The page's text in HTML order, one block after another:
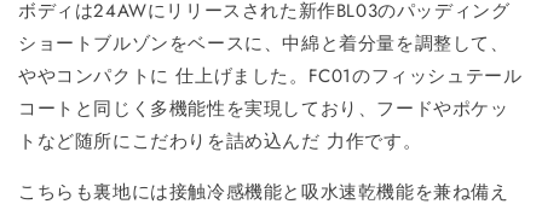
ボディは24AWにリリースされた新作BL03のパッディング
ショートブルゾンをベースに、中綿と着分量を調整して、
ややコンパクトに 仕上げました。FC01のフィッシュテール
コートと同じく多機能性を実現しており、フードやポケッ
トなど随所にこだわりを詰め込んだ 力作です。
こちらも裏地には接触冷感機能と吸水速乾機能を兼ね備え